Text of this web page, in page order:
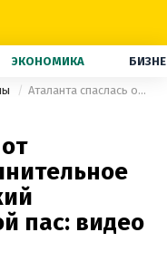
ЭКОНОМИКА
Аталанта спаслась от поражения в дополнительное время – Малиновский выполнил ключевой пас: видео
пас: видео